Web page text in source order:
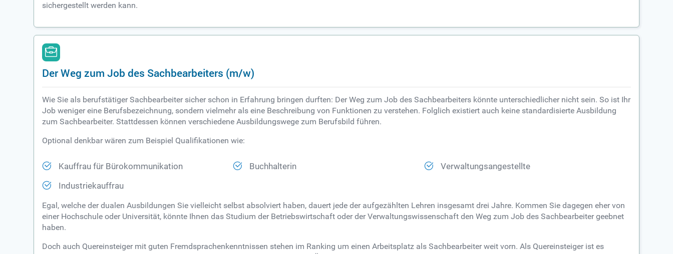
sichergestellt werden kann.
Der Weg zum Job des Sachbearbeiters (m/w)
Wie Sie als berufstätiger Sachbearbeiter sicher schon in Erfahrung bringen durften: Der Weg zum Job des Sachbearbeiters könnte unterschiedlicher nicht sein. So ist Ihr
Job weniger eine Berufsbezeichnung, sondern vielmehr als eine Beschreibung von Funktionen zu verstehen. Folglich existiert auch keine standardisierte Ausbildung
zum Sachbearbeiter. Stattdessen können verschiedene Ausbildungswege zum Berufsbild führen.
Optional denkbar wären zum Beispiel Qualifikationen wie:
Kauffrau für Bürokommunikation Buchhalterin Verwaltungsangestellte
Industriekauffrau
Egal, welche der dualen Ausbildungen Sie vielleicht selbst absolviert haben, dauert jede der aufgezählten Lehren insgesamt drei Jahre. Kommen Sie dagegen eher von
einer Hochschule oder Universität, könnte Ihnen das Studium der Betriebswirtschaft oder der Verwaltungswissenschaft den Weg zum Job des Sachbearbeiter geebnet
haben.
Doch auch Quereinsteiger mit guten Fremdsprachenkenntnissen stehen im Ranking um einen Arbeitsplatz als Sachbearbeiter weit vorn. Als Quereinsteiger ist es